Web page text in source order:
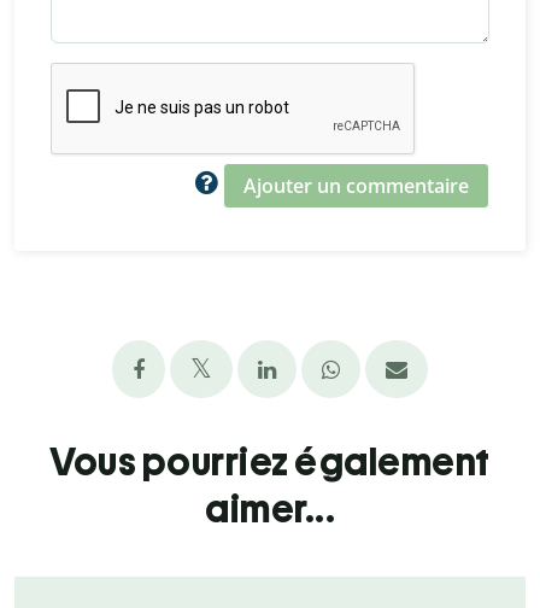
Ajouter un commentaire
Vous pourriez également
aimer...